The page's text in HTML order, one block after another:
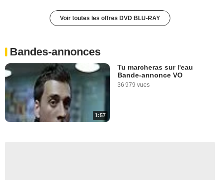
Voir toutes les offres DVD BLU-RAY
Bandes-annonces
1:57
Tu marcheras sur l'eau
Bande-annonce VO
36 979 vues